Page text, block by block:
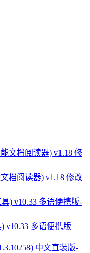
档阅读器) v1.18 修改
v10.33 多语便携版